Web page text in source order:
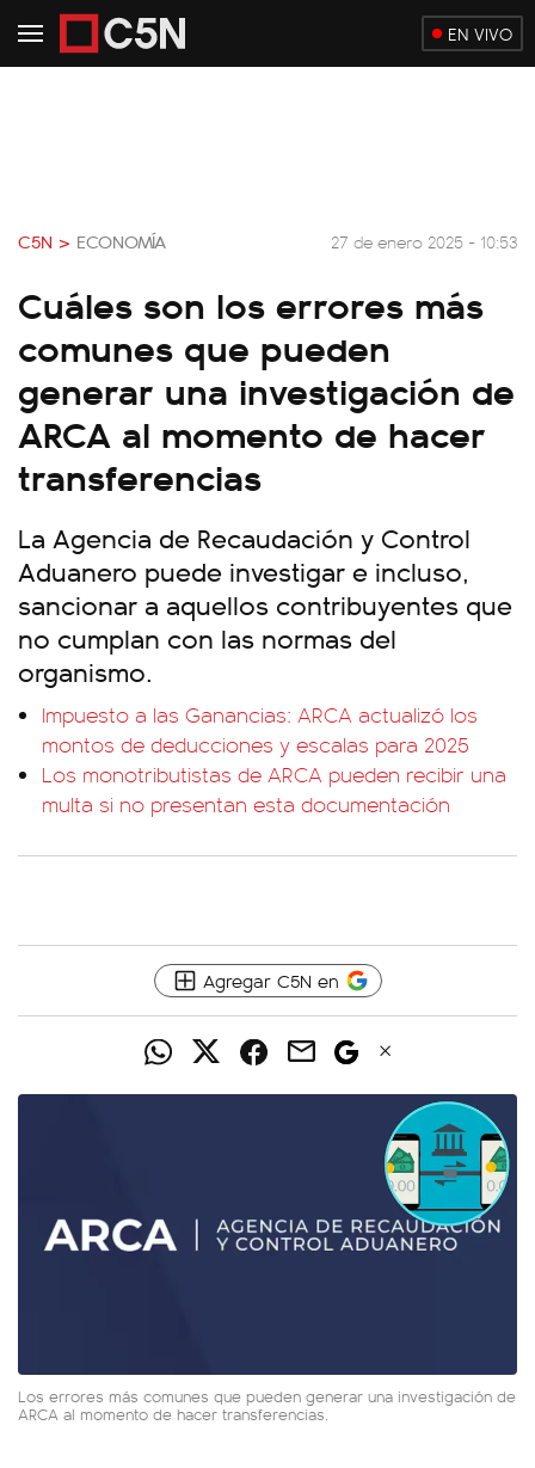
EN VIVO
C5N > ECONOMÍA 27 de enero 2025 - 10:53
Cuáles son los errores más
comunes que pueden
generar una investigación de
ARCA al momento de hacer
transferencias
La Agencia de Recaudación y Control
Aduanero puede investigar e incluso,
sancionar a aquellos contribuyentes que
no cumplan con las normas del
organismo.
Impuesto a las Ganancias: ARCA actualizó los
montos de deducciones y escalas para 2025
Los monotributistas de ARCA pueden recibir una
multa si no presentan esta documentación
Agregar C5N en
Los errores más comunes que pueden generar una investigación de
ARCA al momento de hacer transferencias.